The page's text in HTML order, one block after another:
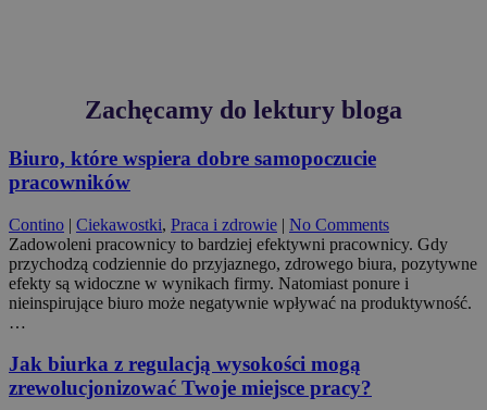
Zachęcamy do lektury bloga
Biuro, które wspiera dobre samopoczucie
pracowników
Contino | Ciekawostki, Praca i zdrowie | No Comments
Zadowoleni pracownicy to bardziej efektywni pracownicy. Gdy
przychodzą codziennie do przyjaznego, zdrowego biura, pozytywne
efekty są widoczne w wynikach firmy. Natomiast ponure i
nieinspirujące biuro może negatywnie wpływać na produktywność.
…
Jak biurka z regulacją wysokości mogą
zrewolucjonizować Twoje miejsce pracy?